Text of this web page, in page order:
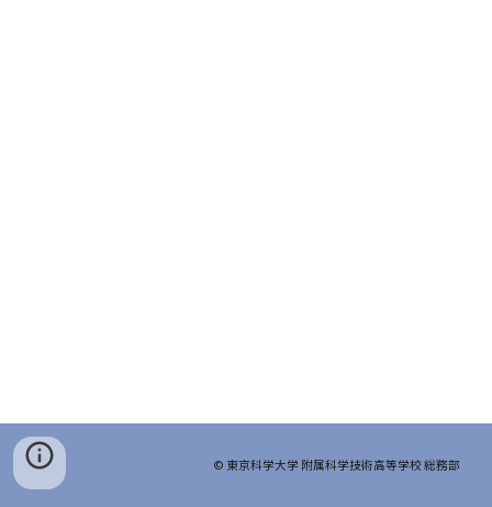
© 東京科学大学 附属科学技術高等学校 総務部